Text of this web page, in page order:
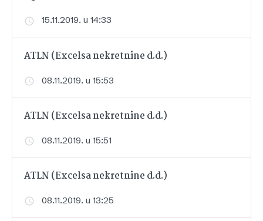
15.11.2019. u 14:33
ATLN (Excelsa nekretnine d.d.)
08.11.2019. u 15:53
ATLN (Excelsa nekretnine d.d.)
08.11.2019. u 15:51
ATLN (Excelsa nekretnine d.d.)
08.11.2019. u 13:25